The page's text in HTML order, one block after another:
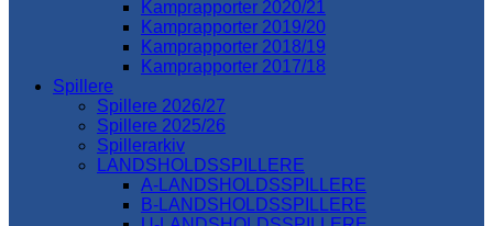
Kamprapporter 2020/21
Kamprapporter 2019/20
Kamprapporter 2018/19
Kamprapporter 2017/18
Spillere
Spillere 2026/27
Spillere 2025/26
Spillerarkiv
LANDSHOLDSSPILLERE
A-LANDSHOLDSSPILLERE
B-LANDSHOLDSSPILLERE